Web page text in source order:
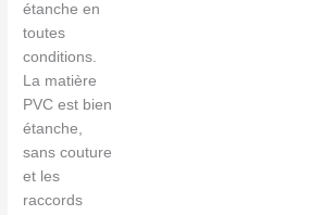
étanche en
toutes
conditions.
La matière
PVC est bien
étanche,
sans couture
et les
raccords